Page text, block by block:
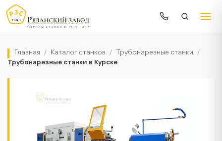
Главная / Каталог станков / Трубонарезные станки /
Трубонарезные станки в Курске